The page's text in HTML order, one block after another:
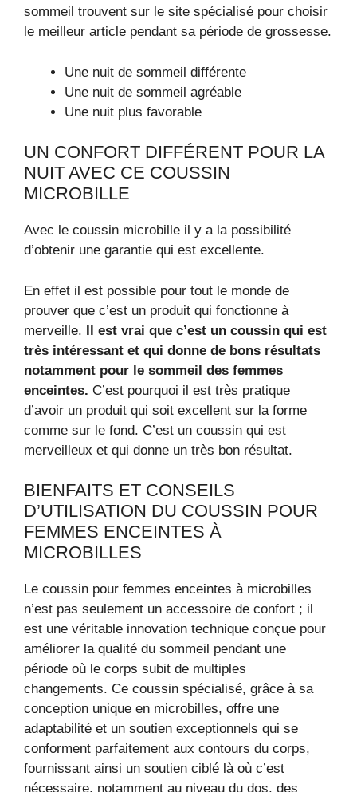
sommeil trouvent sur le site spécialisé pour choisir
le meilleur article pendant sa période de grossesse.
Une nuit de sommeil différente
Une nuit de sommeil agréable
Une nuit plus favorable
UN CONFORT DIFFÉRENT POUR LA
NUIT AVEC CE COUSSIN
MICROBILLE
Avec le coussin microbille il y a la possibilité
d’obtenir une garantie qui est excellente.
En effet il est possible pour tout le monde de
prouver que c’est un produit qui fonctionne à
merveille. Il est vrai que c’est un coussin qui est
très intéressant et qui donne de bons résultats
notamment pour le sommeil des femmes
enceintes. C’est pourquoi il est très pratique
d’avoir un produit qui soit excellent sur la forme
comme sur le fond. C’est un coussin qui est
merveilleux et qui donne un très bon résultat.
BIENFAITS ET CONSEILS
D’UTILISATION DU COUSSIN POUR
FEMMES ENCEINTES À
MICROBILLES
Le coussin pour femmes enceintes à microbilles
n’est pas seulement un accessoire de confort ; il
est une véritable innovation technique conçue pour
améliorer la qualité du sommeil pendant une
période où le corps subit de multiples
changements. Ce coussin spécialisé, grâce à sa
conception unique en microbilles, offre une
adaptabilité et un soutien exceptionnels qui se
conforment parfaitement aux contours du corps,
fournissant ainsi un soutien ciblé là où c’est
nécessaire, notamment au niveau du dos, des